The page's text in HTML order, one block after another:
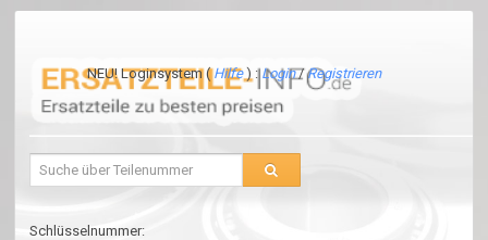
NEU! Loginsystem (Hilfe) :Login/Registrieren
Schlüsselnummer: